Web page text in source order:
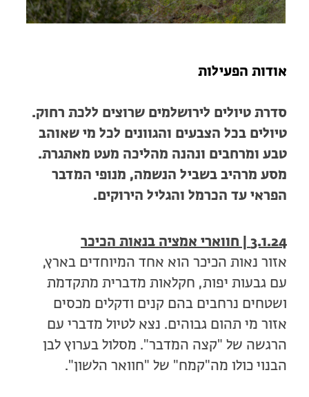
מחנות קיץ
מחנות קיץ
אודות הפעילות
סדרת טיולים לירושלמים שרוצים ללכת רחוק.
טיולים בכל הצבעים והגוונים לכל מי שאוהב
טבע ומרחבים ונהנה מהליכה מעט מאתגרת.
מסע מרהיב בשביל הנשמה, מנופי המדבר
הפראי עד הכרמל והגליל הירוקים.
3.1.24 | חווארי אמציה בנאות הכיכר
אזור נאות הכיכר הוא אחד המיוחדים בארץ,
עם גבעות יפות, חקלאות מדברית מתקדמת
ושטחים נרחבים בהם קנים ודקלים מכסים
אזור מי תהום גבוהים. נצא לטיול מדברי עם
הרגשה של "קצה המדבר". מסלול בערוץ לבן
הבנוי כולו מה"קמח" של "חוואר הלשון".